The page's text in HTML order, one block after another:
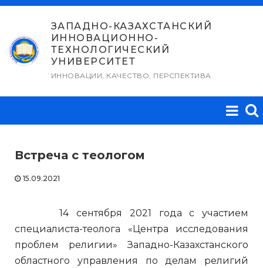
Перейти
содержимому
ЗАПАДНО-КАЗАХСТАНСКИЙ
ИННОВАЦИОННО-
ТЕХНОЛОГИЧЕСКИЙ
УНИВЕРСИТЕТ
ИННОВАЦИИ, КАЧЕСТВО, ПЕРСПЕКТИВА
Встреча с теологом
15.09.2021
14 сентября 2021 года с участием
специалиста-теолога «Центра исследования
проблем религии» Западно-Казахстанского
областного управления по делам религий